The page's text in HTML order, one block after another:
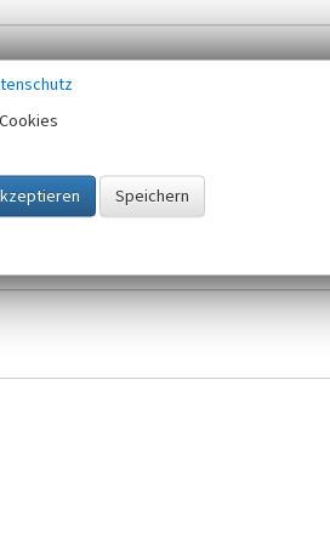
gespeichert und verwendet.
gültigen Europäischen